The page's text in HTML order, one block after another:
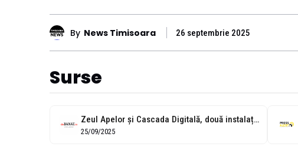
By News Timisoara 26 septembrie 2025
Surse
Zeul Apelor și Cascada Digitală, două instalații interactive audio-vizuale, sunt prezentate publicului...
25/09/2025